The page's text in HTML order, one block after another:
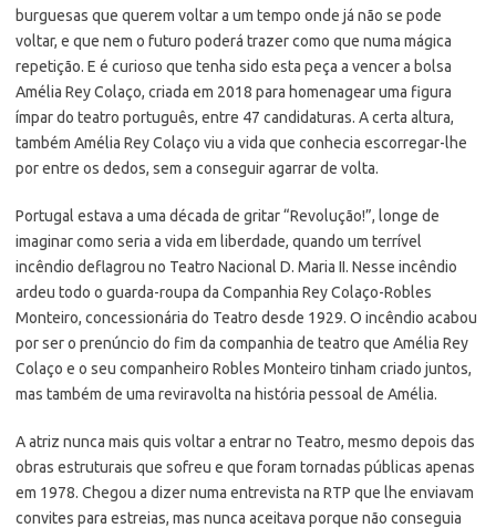
burguesas que querem voltar a um tempo onde já não se pode
voltar, e que nem o futuro poderá trazer como que numa mágica
repetição. E é curioso que tenha sido esta peça a vencer a bolsa
Amélia Rey Colaço, criada em 2018 para homenagear uma figura
ímpar do teatro português, entre 47 candidaturas. A certa altura,
também Amélia Rey Colaço viu a vida que conhecia escorregar-lhe
por entre os dedos, sem a conseguir agarrar de volta.
Portugal estava a uma década de gritar “Revolução!”, longe de
imaginar como seria a vida em liberdade, quando um terrível
incêndio deflagrou no Teatro Nacional D. Maria II. Nesse incêndio
ardeu todo o guarda-roupa da Companhia Rey Colaço-Robles
Monteiro, concessionária do Teatro desde 1929. O incêndio acabou
por ser o prenúncio do fim da companhia de teatro que Amélia Rey
Colaço e o seu companheiro Robles Monteiro tinham criado juntos,
mas também de uma reviravolta na história pessoal de Amélia.
A atriz nunca mais quis voltar a entrar no Teatro, mesmo depois das
obras estruturais que sofreu e que foram tornadas públicas apenas
em 1978. Chegou a dizer numa entrevista na RTP que lhe enviavam
convites para estreias, mas nunca aceitava porque não conseguia